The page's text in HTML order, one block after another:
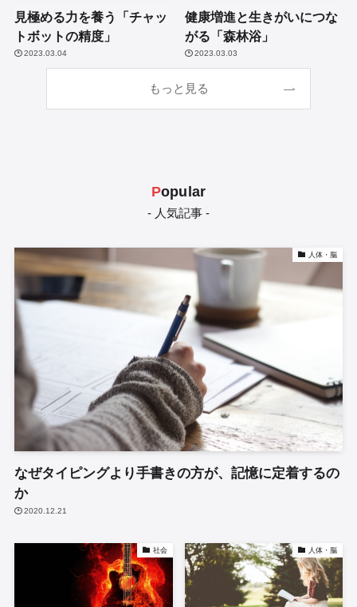
見極める力を養う「チャッ
トボットの精度」
2023.03.04
健康増進と生きがいにつな
がる「森林浴」
2023.03.03
もっと見る
Popular
- 人気記事 -
人体・脳
なぜタイピングより手書きの方が、記憶に定着するの
か
2020.12.21
社会 人体・脳